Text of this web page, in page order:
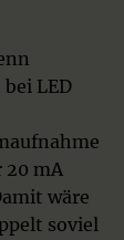
LED
20 mA
wäre
soviel